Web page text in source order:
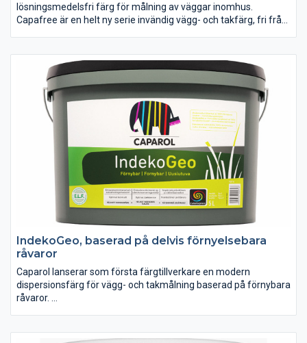
lösningsmedelsfri färg för målning av väggar inomhus.
Capafree är en helt ny serie invändig vägg- och takfärg, fri från
IndekoGeo, baserad på delvis förnyelsebara
råvaror
Caparol lanserar som första färgtillverkare en modern
dispersionsfärg för vägg- och takmålning baserad på förnybara
råvaror.
Produkten är sedan tidigare en av Europas mest uppskattade